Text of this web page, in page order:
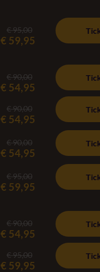
€ 95,00
€ 59,95
€ 90,00
€ 54,95
€ 90,00
€ 54,95
€ 90,00
€ 54,95
€ 95,00
€ 59,95
€ 90,00
€ 54,95
€ 95,00
€ 59,95